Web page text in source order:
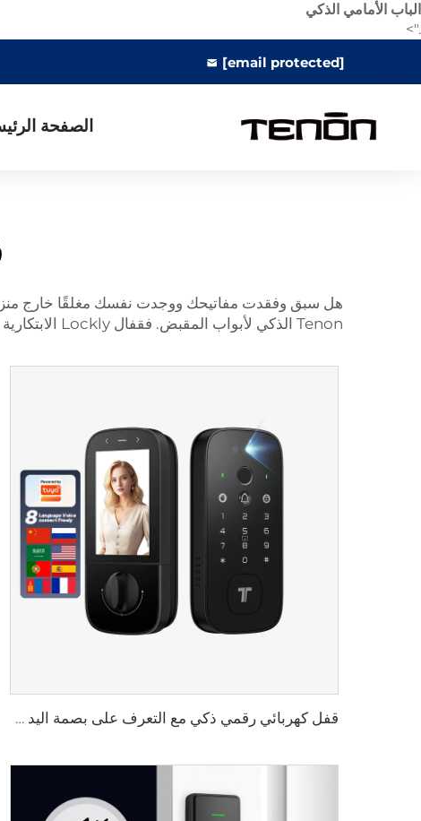
الباب الأمامي الذكي
.">
[email protected]
الصفحة
هل سبق وفقدت مفاتيحك ووجدت نفسك مغلقًا خارج
Tenon الذكي لأبواب المقبض. فقفال Lockly الابتكارية تحافظ على سلامة منزلك بطرق جديدة.
قفل كهربائي رقمي ذكي مع التعرف على بصمة اليد والأوردة باستخدام البطاقة للمنزل Tenon K10 Pro